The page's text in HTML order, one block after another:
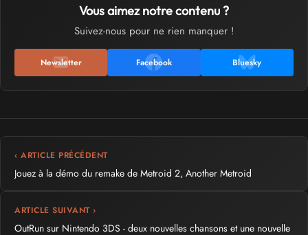
Vous aimez notre contenu ?
Suivez-nous pour ne rien manquer !
Newsletter Facebook Bluesky
‹ ARTICLE PRÉCÉDENT
Jouez à la démo du remake de Metroid 2, Another Metroid
ARTICLE SUIVANT ›
OutRun sur Nintendo 3DS - deux nouvelles chansons et une nouvelle